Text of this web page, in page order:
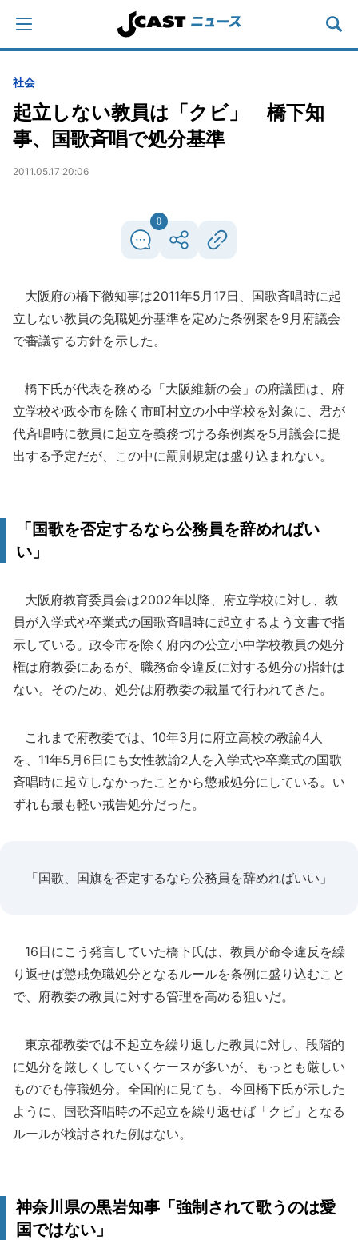
社会
起立しない教員は「クビ」 橋下知
事、国歌斉唱で処分基準
2011.05.17 20:06
0
大阪府の橋下徹知事は2011年5月17日、国歌斉唱時に起
立しない教員の免職処分基準を定めた条例案を9月府議会
で審議する方針を示した。
橋下氏が代表を務める「大阪維新の会」の府議団は、府
立学校や政令市を除く市町村立の小中学校を対象に、君が
代斉唱時に教員に起立を義務づける条例案を5月議会に提
出する予定だが、この中に罰則規定は盛り込まれない。
「国歌を否定するなら公務員を辞めればい
い」
大阪府教育委員会は2002年以降、府立学校に対し、教
員が入学式や卒業式の国歌斉唱時に起立するよう文書で指
示している。政令市を除く府内の公立小中学校教員の処分
権は府教委にあるが、職務命令違反に対する処分の指針は
ない。そのため、処分は府教委の裁量で行われてきた。
これまで府教委では、10年3月に府立高校の教諭4人
を、11年5月6日にも女性教諭2人を入学式や卒業式の国歌
斉唱時に起立しなかったことから懲戒処分にしている。い
ずれも最も軽い戒告処分だった。
「国歌、国旗を否定するなら公務員を辞めればいい」
16日にこう発言していた橋下氏は、教員が命令違反を繰
り返せば懲戒免職処分となるルールを条例に盛り込むこと
で、府教委の教員に対する管理を高める狙いだ。
東京都教委では不起立を繰り返した教員に対し、段階的
に処分を厳しくしていくケースが多いが、もっとも厳しい
ものでも停職処分。全国的に見ても、今回橋下氏が示した
ように、国歌斉唱時の不起立を繰り返せば「クビ」となる
ルールが検討された例はない。
神奈川県の黒岩知事「強制されて歌うのは愛
国ではない」